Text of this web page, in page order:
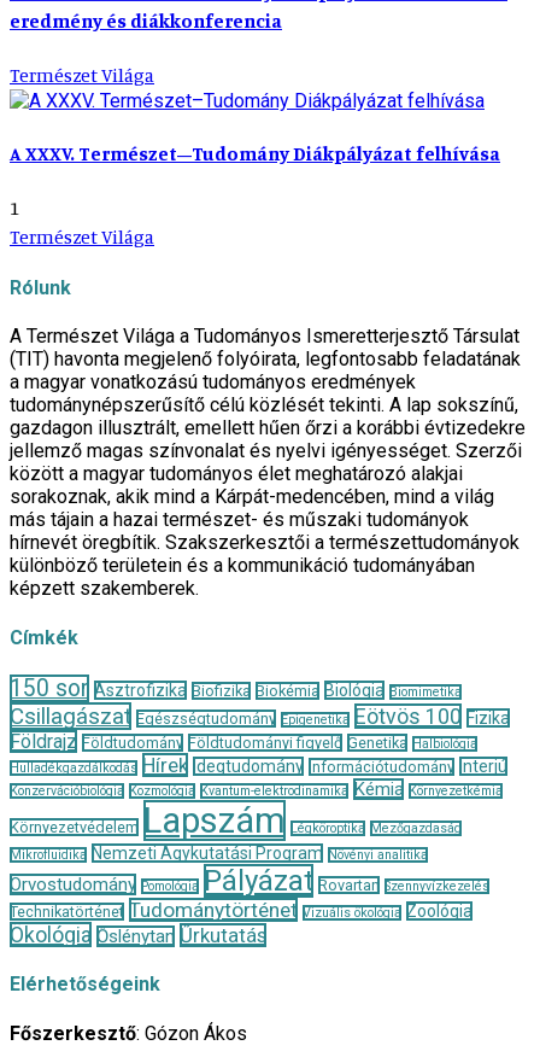
eredmény és diákkonferencia
Természet Világa
A XXXV. Természet–Tudomány Diákpályázat felhívása
1
Természet Világa
Rólunk
A Természet Világa a Tudományos Ismeretterjesztő Társulat
(TIT) havonta megjelenő folyóirata, legfontosabb feladatának
a magyar vonatkozású tudományos eredmények
tudománynépszerűsítő célú közlését tekinti. A lap sokszínű,
gazdagon illusztrált, emellett hűen őrzi a korábbi évtizedekre
jellemző magas színvonalat és nyelvi igényességet. Szerzői
között a magyar tudományos élet meghatározó alakjai
sorakoznak, akik mind a Kárpát-medencében, mind a világ
más tájain a hazai természet- és műszaki tudományok
hírnevét öregbítik. Szakszerkesztői a természettudományok
különböző területein és a kommunikáció tudományában
képzett szakemberek.
Címkék
150 sor Asztrofizika Biofizika Biokémia Biológia Biomimetika
Csillagászat Egészségtudomány Epigenetika Eötvös 100 Fizika
Földrajz Földtudomány Földtudományi figyelő Genetika
Halbiológia
Hulladékgazdálkodás
Hírek Idegtudomány Információtudomány Interjú
Konzervációbiológia Kozmológia Kvantum-elektrodinamika Kémia Környezetkémia
Környezetvédelem Lapszám Légköroptika
Mezőgazdaság
Mikrofluidika
Nemzeti Agykutatási Program Növényi analitika
Orvostudomány Pomológia Pályázat Rovartan Szennyvízkezelés
Technikatörténet Tudománytörténet Vizuális ökológia Zoológia
Ökológia Őslénytan Űrkutatás
Elérhetőségeink
Főszerkesztő: Gózon Ákos